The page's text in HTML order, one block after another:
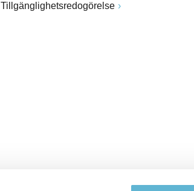
Tillgänglighetsredogörelse